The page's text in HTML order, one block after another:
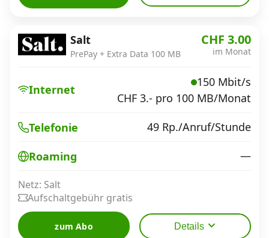
Salt
PrePay + Extra Data 100 MB
CHF 3.00
im Monat
Internet
150 Mbit/s
CHF 3.- pro 100 MB/Monat
Telefonie 49 Rp./Anruf/Stunde
Roaming —
Netz: Salt
Aufschaltgebühr gratis
zum Abo Details